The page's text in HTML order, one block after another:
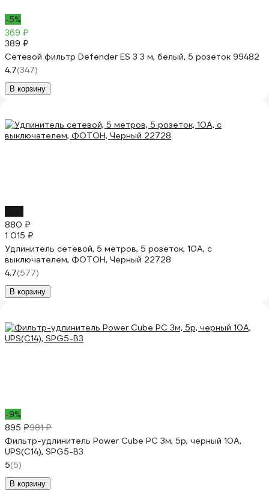
-5%
369 ₽
389 ₽
Сетевой фильтр Defender ES 3 3 м, белый, 5 розеток 99482
4.7(347)
В корзину
880 ₽
1 015 ₽
Удлинитель сетевой, 5 метров, 5 розеток, 10А, с
выключателем, ФОТОН, Черный 22728
4.7(577)
В корзину
-9%
895 ₽981 ₽
Фильтр-удлинитель Power Cube PC 3м, 5р, черный 10А,
UPS(C14), SPG5-В3
5(5)
В корзину